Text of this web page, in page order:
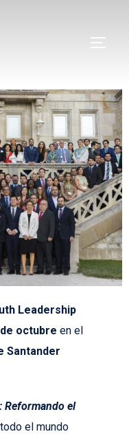
Leadership
octubre en el
Santander
Reformando el
el mundo